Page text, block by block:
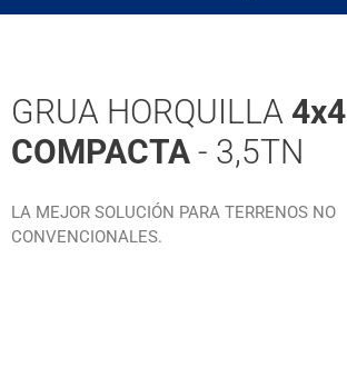
GRUA HORQUILLA 4x4
COMPACTA - 3,5TN
LA MEJOR SOLUCIÓN PARA TERRENOS NO
CONVENCIONALES.